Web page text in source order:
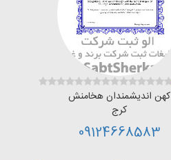
کهن اندیشمندان هخامنش
کرج
09124668583